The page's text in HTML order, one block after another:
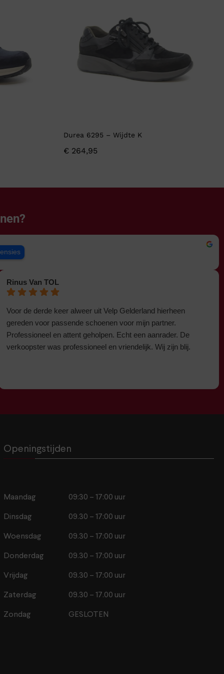
Durea 6295 – Wijdte K
€ 264,95
Rinus Van TOL
Voor de derde keer alweer uit Velp Gelderland hierheen
gereden voor passende schoenen voor mijn partner.
Professioneel en attent geholpen. Echt een aanrader. De
verkoopster was professioneel en vriendelijk. Wij zijn blij.
Openingstijden
Maandag 09:30 – 17:00 uur
Dinsdag 09.30 – 17:00 uur
Woensdag 09.30 – 17:00 uur
Donderdag 09.30 – 17:00 uur
Vrijdag 09.30 – 17:00 uur
Zaterdag 09.30 – 17.00 uur
Zondag GESLOTEN